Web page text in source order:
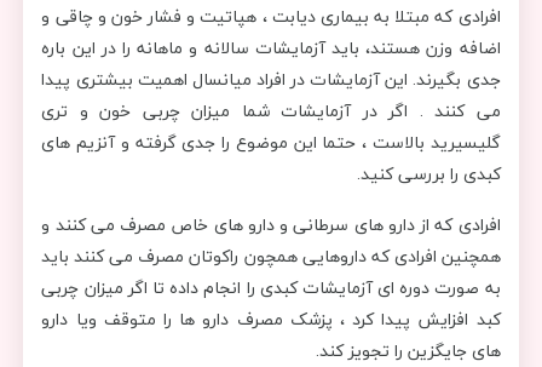
افرادی که مبتلا به بیماری دیابت ، هپاتیت و فشار خون و چاقی و
اضافه وزن هستند، باید آزمایشات سالانه و ماهانه را در این باره
جدی بگیرند. این آزمایشات در افراد میانسال اهمیت بیشتری پیدا
می کنند . اگر در آزمایشات شما میزان چربی خون و تری
گلیسیرید بالاست ، حتما این موضوع را جدی گرفته و آنزیم های
کبدی را بررسی کنید.
افرادی که از دارو های سرطانی و دارو های خاص مصرف می کنند و
همچنین افرادی که داروهایی همچون راکوتان مصرف می کنند باید
به صورت دوره ای آزمایشات کبدی را انجام داده تا اگر میزان چربی
کبد افزایش پیدا کرد ، پزشک مصرف دارو ها را متوقف ویا دارو
های جایگزین را تجویز کند.